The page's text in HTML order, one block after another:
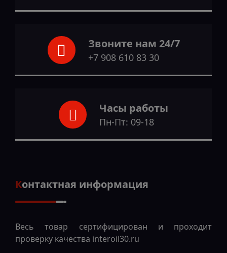
Звоните нам 24/7
+7 908 610 83 30
Часы работы
Пн-Пт: 09-18
Контактная информация
Весь товар сертифицирован и проходит
проверку качества interoil30.ru